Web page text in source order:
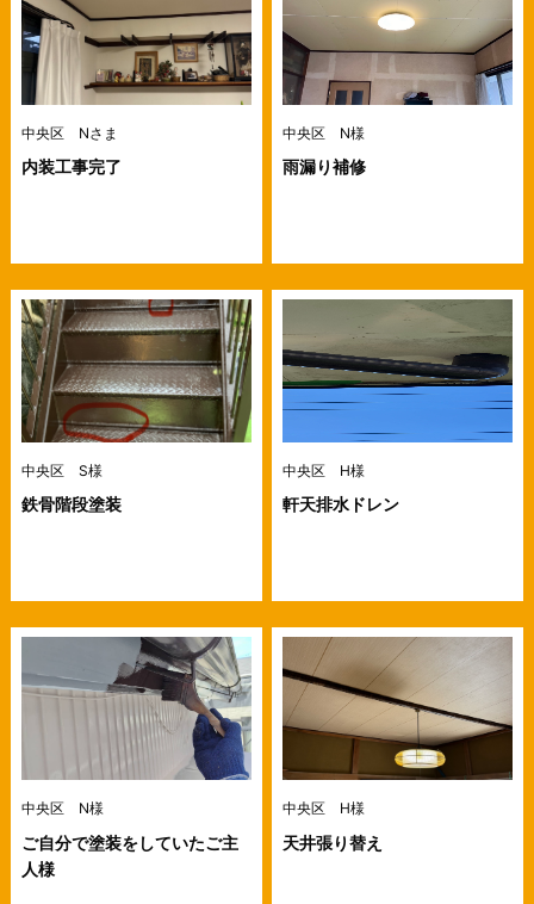
中央区 Nさま
内装工事完了
中央区 N様
雨漏り補修
中央区 S様
鉄骨階段塗装
中央区 H様
軒天排水ドレン
中央区 N様
ご自分で塗装をしていたご主
人様
中央区 H様
天井張り替え